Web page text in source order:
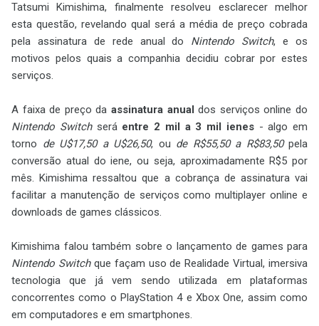
Tatsumi Kimishima, finalmente resolveu esclarecer melhor
esta questão, revelando qual será a média de preço cobrada
pela assinatura de rede anual do Nintendo Switch, e os
motivos pelos quais a companhia decidiu cobrar por estes
serviços.
A faixa de preço da assinatura anual dos serviços online do
Nintendo Switchserá entre 2 mil a 3 mil ienes- algo em
torno de U$17,50 a U$26,50, ou de R$55,50 a R$83,50pela
conversão atual do iene, ou seja, aproximadamente R$5 por
mês. Kimishima ressaltou que a cobrança de assinatura vai
facilitar a manutenção de serviços como multiplayer online e
downloads de games clássicos.
Kimishima falou também sobre o lançamento de games para
Nintendo Switchque façam uso de Realidade Virtual, imersiva
tecnologia que já vem sendo utilizada em plataformas
concorrentes como o PlayStation 4 e Xbox One, assim como
em computadores e em smartphones.